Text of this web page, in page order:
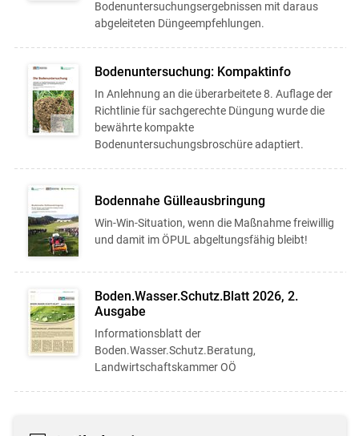
Bodenuntersuchungsergebnissen mit daraus
abgeleiteten Düngeempfehlungen.
Bodenuntersuchung: Kompaktinfo
In Anlehnung an die überarbeitete 8. Auflage der
Richtlinie für sachgerechte Düngung wurde die
bewährte kompakte
Bodenuntersuchungsbroschüre adaptiert.
Bodennahe Gülleausbringung
Win-Win-Situation, wenn die Maßnahme freiwillig
und damit im ÖPUL abgeltungsfähig bleibt!
Boden.Wasser.Schutz.Blatt 2026, 2.
Ausgabe
Informationsblatt der
Boden.Wasser.Schutz.Beratung,
Landwirtschaftskammer OÖ